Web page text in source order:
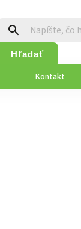
Hľadať
Kontakt